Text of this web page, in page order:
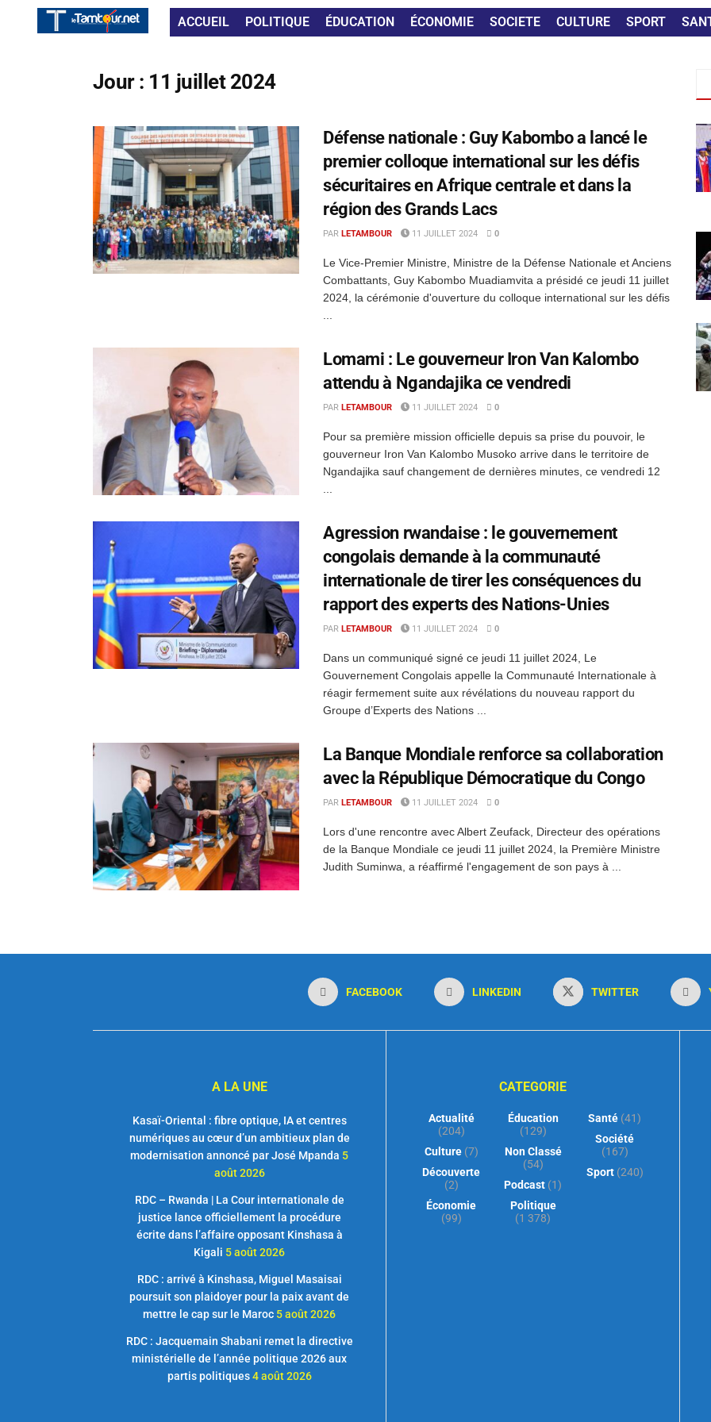
ACCUEIL POLITIQUE ÉDUCATION ÉCONOMIE SOCIETE CULTURE SPORT
Jour : 11 juillet 2024
Défense nationale : Guy Kabombo a lancé le
premier colloque international sur les défis
sécuritaires en Afrique centrale et dans la
région des Grands Lacs
PAR LETAMBOUR 11 JUILLET 2024 0
Le Vice-Premier Ministre, Ministre de la Défense Nationale et Anciens
Combattants, Guy Kabombo Muadiamvita a présidé ce jeudi 11 juillet
2024, la cérémonie d'ouverture du colloque international sur les défis
Lomami : Le gouverneur Iron Van Kalombo
attendu à Ngandajika ce vendredi
PAR LETAMBOUR 11 JUILLET 2024 0
Pour sa première mission officielle depuis sa prise du pouvoir, le
gouverneur Iron Van Kalombo Musoko arrive dans le territoire de
Ngandajika sauf changement de dernières minutes, ce vendredi 12
Agression rwandaise : le gouvernement
congolais demande à la communauté
internationale de tirer les conséquences du
rapport des experts des Nations-Unies
PAR LETAMBOUR 11 JUILLET 2024 0
Dans un communiqué signé ce jeudi 11 juillet 2024, Le
Gouvernement Congolais appelle la Communauté Internationale à
réagir fermement suite aux révélations du nouveau rapport du
Groupe d’Experts des Nations ...
La Banque Mondiale renforce sa collaboration
avec la République Démocratique du Congo
PAR LETAMBOUR 11 JUILLET 2024 0
Lors d'une rencontre avec Albert Zeufack, Directeur des opérations
de la Banque Mondiale ce jeudi 11 juillet 2024, la Première Ministre
Judith Suminwa, a réaffirmé l'engagement de son pays à ...
FACEBOOK LINKEDIN TWITTER
A LA UNE
Kasaï-Oriental : fibre optique, IA et centres
numériques au cœur d’un ambitieux plan de
modernisation annoncé par José Mpanda 5
août 2026
RDC – Rwanda | La Cour internationale de
justice lance officiellement la procédure
écrite dans l’affaire opposant Kinshasa à
Kigali 5 août 2026
RDC : arrivé à Kinshasa, Miguel Masaisai
poursuit son plaidoyer pour la paix avant de
mettre le cap sur le Maroc 5 août 2026
RDC : Jacquemain Shabani remet la directive
ministérielle de l’année politique 2026 aux
partis politiques 4 août 2026
CATEGORIE
Actualité
(204)
Culture(7)
Découverte
(2)
Économie
(99)
Éducation
(129)
Non Classé
(54)
Podcast (1)
Politique
(1 378)
Santé (41)
Société
(167)
Sport(240)